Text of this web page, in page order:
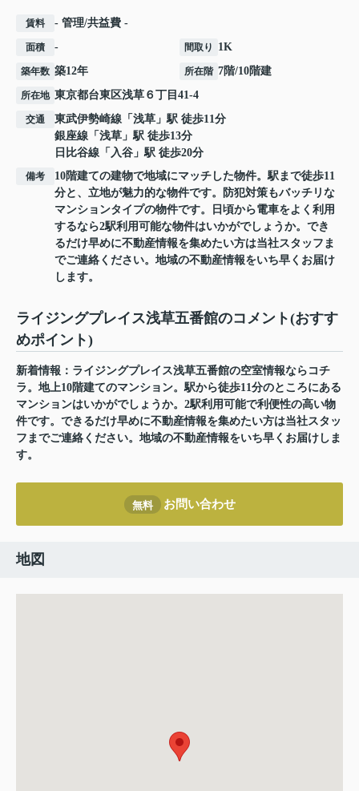
賃料 - 管理/共益費 -
面積 - 間取り 1K
築年数 築12年 所在階 7階/10階建
所在地 東京都台東区浅草 ６丁目41-4
交通 東武伊勢崎線 「 浅草 」駅 徒歩11分
銀座線 「 浅草 」駅 徒歩13分
日比谷線 「 入谷 」駅 徒歩20分
備考
10階建ての建物で地域にマッチした物件。駅まで徒歩11
分と、立地が魅力的な物件です。防犯対策もバッチリな
マンションタイプの物件です。日頃から電車をよく利用
するなら2駅利用可能な物件はいかがでしょうか。でき
るだけ早めに不動産情報を集めたい方は当社スタッフま
でご連絡ください。地域の不動産情報をいち早くお届け
します。
ライジングプレイス浅草五番館のコメント(おすす
めポイント)
新着情報：ライジングプレイス浅草五番館の空室情報ならコチ
ラ。地上10階建てのマンション。駅から徒歩11分のところにある
マンションはいかがでしょうか。2駅利用可能で利便性の高い物
件です。できるだけ早めに不動産情報を集めたい方は当社スタッ
フまでご連絡ください。地域の不動産情報をいち早くお届けしま
す。
無料 お問い合わせ
地図